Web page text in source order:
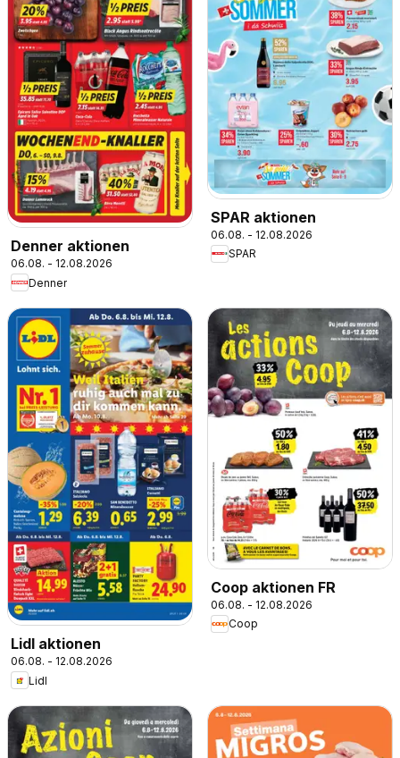
Denner aktionen
06.08. - 12.08.2026
Denner
SPAR aktionen
06.08. - 12.08.2026
SPAR
Lidl aktionen
06.08. - 12.08.2026
Lidl
Coop aktionen FR
06.08. - 12.08.2026
Coop